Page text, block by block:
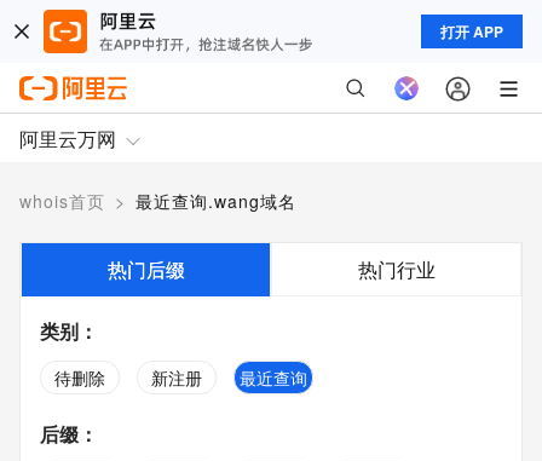
打开 APP
阿里云万网
whois首页 > 最近查询.wang域名
热门后缀 热门行业
类别 ：
待删除 新注册 最近查询
后缀 ：